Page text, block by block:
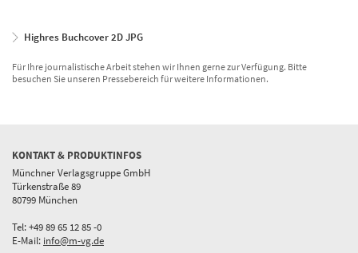
Highres Buchcover 2D JPG
Für Ihre journalistische Arbeit stehen wir Ihnen gerne zur Verfügung. Bitte
besuchen Sie unseren Pressebereich für weitere Informationen.
KONTAKT & PRODUKTINFOS
Münchner Verlagsgruppe GmbH
Türkenstraße 89
80799 München
Tel: +49 89 65 12 85 -0
E-Mail: info@m-vg.de